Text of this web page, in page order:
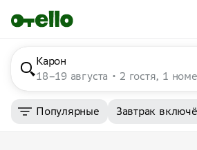
Карон
18–19 августа
2 гостя, 1
Популярные Завтрак